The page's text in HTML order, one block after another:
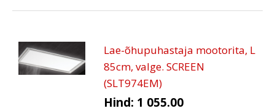
Lae-õhupuhastaja mootorita, L
85cm, valge. SCREEN
(SLT974EM)
Hind: 1 055.00